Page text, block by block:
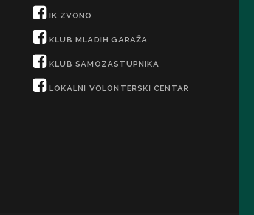
IK ZVONO
KLUB MLADIH GARAŽA
KLUB SAMOZASTUPNIKA
LOKALNI VOLONTERSKI CENTAR